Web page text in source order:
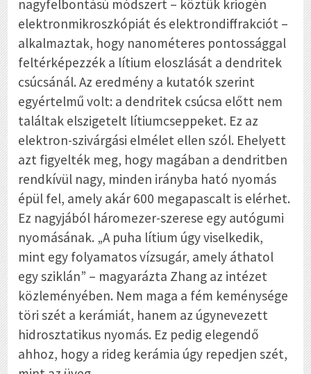
nagyfelbontású módszert – köztük kriogén
elektronmikroszkópiát és elektrondiffrakciót –
alkalmaztak, hogy nanométeres pontossággal
feltérképezzék a lítium eloszlását a dendritek
csúcsánál. Az eredmény a kutatók szerint
egyértelmű volt: a dendritek csúcsa előtt nem
találtak elszigetelt lítiumcseppeket. Ez az
elektron-szivárgási elmélet ellen szól. Ehelyett
azt figyelték meg, hogy magában a dendritben
rendkívül nagy, minden irányba ható nyomás
épül fel, amely akár 600 megapascalt is elérhet.
Ez nagyjából háromezer-szerese egy autógumi
nyomásának. „A puha lítium úgy viselkedik,
mint egy folyamatos vízsugár, amely áthatol
egy sziklán” – magyarázta Zhang az intézet
közleményében. Nem maga a fém keménysége
töri szét a kerámiát, hanem az úgynevezett
hidrosztatikus nyomás. Ez pedig elegendő
ahhoz, hogy a rideg kerámia úgy repedjen szét,